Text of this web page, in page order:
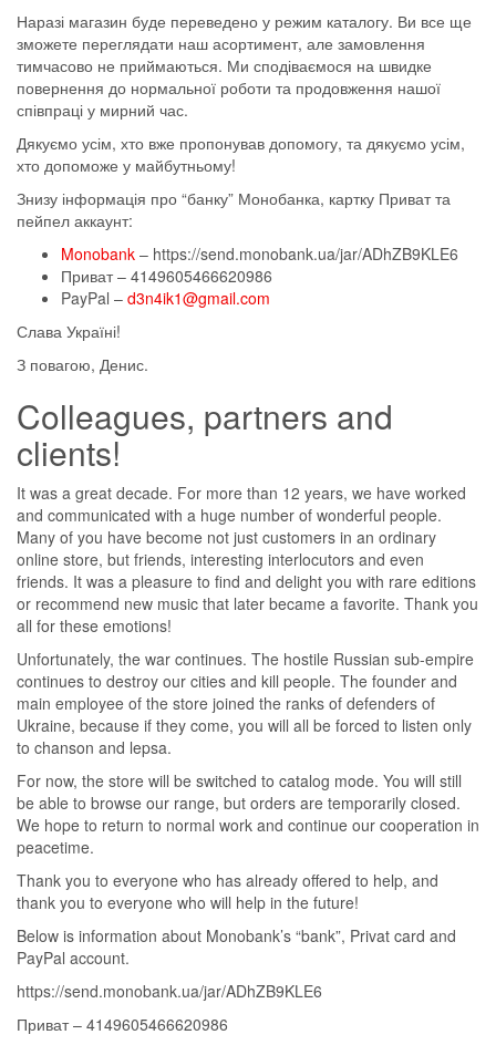
Наразі магазин буде переведено у режим каталогу. Ви все ще
зможете переглядати наш асортимент, але замовлення
тимчасово не приймаються. Ми сподіваємося на швидке
повернення до нормальної роботи та продовження нашої
співпраці у мирний час.
Дякуємо усім, хто вже пропонував допомогу, та дякуємо усім,
хто допоможе у майбутньому!
Знизу інформація про “банку” Монобанка, картку Приват та
пейпел аккаунт:
Monobank – https://send.monobank.ua/jar/ADhZB9KLE6
Приват – 4149605466620986
PayPal – d3n4ik1@gmail.com
Слава Україні!
З повагою, Денис.
Colleagues, partners and
clients!
It was a great decade. For more than 12 years, we have worked
and communicated with a huge number of wonderful people.
Many of you have become not just customers in an ordinary
online store, but friends, interesting interlocutors and even
friends. It was a pleasure to find and delight you with rare editions
or recommend new music that later became a favorite. Thank you
all for these emotions!
Unfortunately, the war continues. The hostile Russian sub-empire
continues to destroy our cities and kill people. The founder and
main employee of the store joined the ranks of defenders of
Ukraine, because if they come, you will all be forced to listen only
to chanson and lepsa.
For now, the store will be switched to catalog mode. You will still
be able to browse our range, but orders are temporarily closed.
We hope to return to normal work and continue our cooperation in
peacetime.
Thank you to everyone who has already offered to help, and
thank you to everyone who will help in the future!
Below is information about Monobank’s “bank”, Privat card and
PayPal account.
https://send.monobank.ua/jar/ADhZB9KLE6
Приват – 4149605466620986